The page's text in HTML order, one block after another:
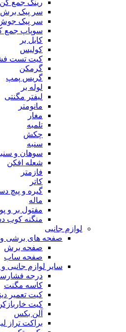
رینگ جمع کن
سر پیک برش
سر پیک
سوپاپ جمع
کابل بر
کولیس
کیت تست
گرمکن
گریس پمپ
لوله بر
لیفتر مگنتی
مانومتر
مغار
تلمبه
چکش
سنبه
سوهان و
شعله افکن
فازمتر
کاتر
گیره و پیچ
ماله
مفتول بر و
منگنه کوب
لوازم جانبی
صفحه های برشی
صفحه برش
صفحه ساب
سایر لوازم
درجه
کاسه مگنت
کیت تعمیر
کیت
آلن بکس
براکت تراز